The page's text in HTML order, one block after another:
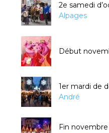
2e samedi
Alpages
Début
1er mardi de
André
Fin